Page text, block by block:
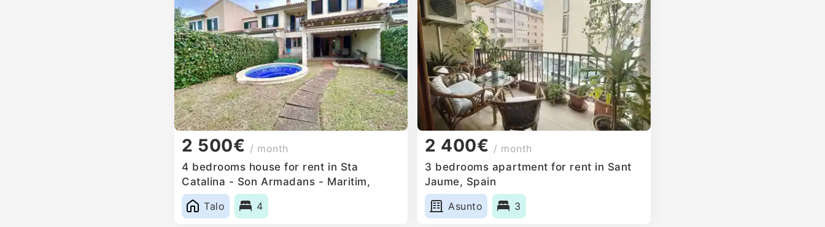
2 500€ / month
4 bedrooms house for rent in Sta
Catalina - Son Armadans - Maritim,
Spain
Talo
4
2 400€ / month
3 bedrooms apartment for rent in Sant
Jaume, Spain
Asunto
3